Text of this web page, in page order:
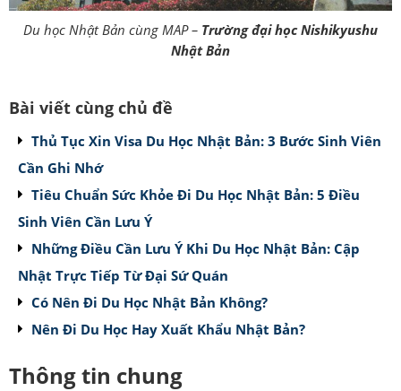
Du học Nhật Bản cùng MAP – Trường đại học Nishikyushu
Nhật Bản
Bài viết cùng chủ đề
Thủ Tục Xin Visa Du Học Nhật Bản: 3 Bước Sinh Viên
Cần Ghi Nhớ
Tiêu Chuẩn Sức Khỏe Đi Du Học Nhật Bản: 5 Điều
Sinh Viên Cần Lưu Ý
Những Điều Cần Lưu Ý Khi Du Học Nhật Bản: Cập
Nhật Trực Tiếp Từ Đại Sứ Quán
Có Nên Đi Du Học Nhật Bản Không?
Nên Đi Du Học Hay Xuất Khẩu Nhật Bản?
Thông tin chung